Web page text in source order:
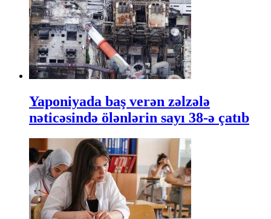
Yaponiyada baş verən zəlzələ
nəticəsində ölənlərin sayı 38-ə çatıb